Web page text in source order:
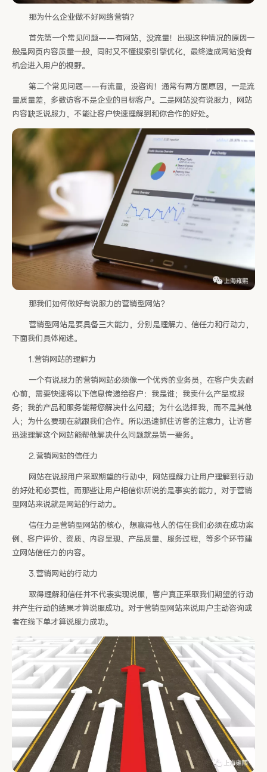
那为什么企业做不好网络营销？
首先第一个常见问题——有网站，没流量！出现这种情况的原因一
般是网页内容质量一般，同时又不懂搜索引擎优化，最终造成网站没有
机会进入用户的视野。
第二个常见问题——有流量，没咨询！通常有两方面原因，一是流
量质量差，多数访客不是企业的目标客户。二是网站没有说服力，网站
内容缺乏说服力，不能让客户快速理解到和你合作的好处。
那我们如何做好有说服力的营销型网站？
营销型网站是要具备三大能力，分别是理解力、信任力和行动力，
下面我们具体阐述。
1.营销网站的理解力
一个有说服力的营销网站必须像一个优秀的业务员，在客户失去耐
心前，需要快速将以下信息传递给客户：我是谁；我卖什么产品或服
务；我的产品和服务能帮您解决什么问题；为什么选择我，而不是其他
人；为什么要现在就跟我们合作。所以迅速抓住访客的注意力，让访客
迅速理解这个网站能帮他解决什么问题就是第一要务。
2.营销网站的信任力
网站在说服用户采取期望的行动中，网站理解力让用户理解到行动
的好处和必要性，而那些让用户相信你所说的是事实的能力，对于营销
型网站来说就是网站的行动力。
信任力是营销型网站的核心，想赢得他人的信任我们必须在成功案
例、客户评价、资质、内容呈现、产品质量、服务过程，等多个环节建
立网站信任力的内容。
3.营销网站的行动力
取得理解和信任并不代表实现说服，客户真正采取我们期望的行动
并产生行动的结果才算说服成功。对于营销型网站来说用户主动咨询或
者在线下单才算说服力成功。